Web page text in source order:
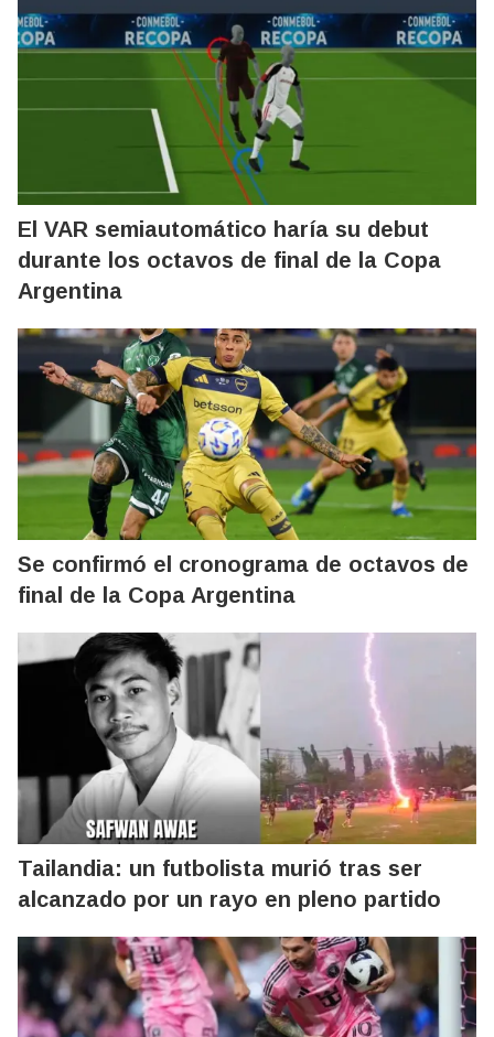
El VAR semiautomático haría su debut
durante los octavos de final de la Copa
Argentina
Se confirmó el cronograma de octavos de
final de la Copa Argentina
Tailandia: un futbolista murió tras ser
alcanzado por un rayo en pleno partido